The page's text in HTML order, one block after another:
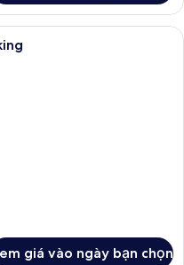
Suite Junior, 1 giường cỡ
giá vào ngày bạn chọn